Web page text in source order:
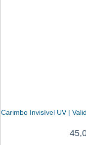
Carimbo Invisível UV |